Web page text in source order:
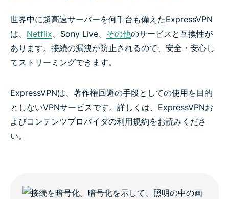
世界中に超高速サーバーを何千台も備えたExpressVPN
は、 Netflix 、Sony Live、 その他のサービスと互換性が
あります。接続の漏洩が防止されるので、安全・安心し
てストリーミングできます。
ExpressVPNは、著作権回避の手段としての使用を目的
としないVPNサービスです。詳しくは、ExpressVPNお
よびコンテンツプロバイダの利用規約をお読みくださ
い。